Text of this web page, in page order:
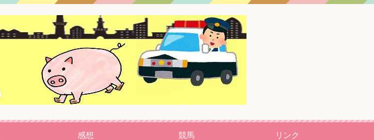
感想 競馬 リンク